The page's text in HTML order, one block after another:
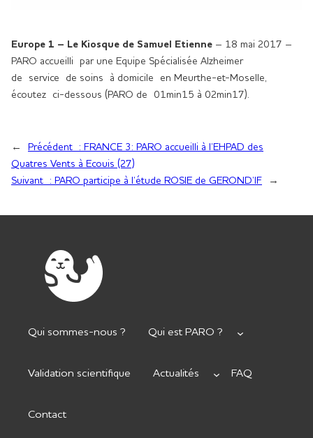
Europe 1 – Le Kiosque de Samuel Etienne – 18 mai 2017 –
PARO accueilli par une Equipe Spécialisée Alzheimer
de service de soins à domicile en Meurthe-et-Moselle,
écoutez ci-dessous (PARO de 01min15 à 02min17).
← Précédent : FRANCE 3: PARO accueilli à l’EHPAD des
Quatres Vents à Ecouis (27)
Suivant : PARO participe à l’étude ROSIE de GEROND’IF →
Qui sommes-nous ? Qui est PARO ?
Validation scientifique Actualités FAQ
Contact